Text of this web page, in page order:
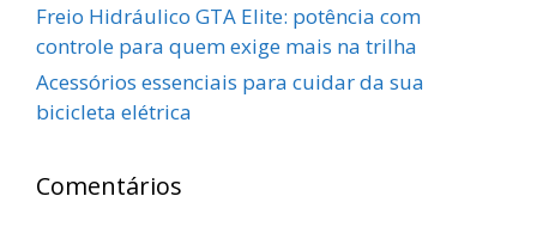
Freio Hidráulico GTA Elite: potência com
controle para quem exige mais na trilha
Acessórios essenciais para cuidar da sua
bicicleta elétrica
Comentários